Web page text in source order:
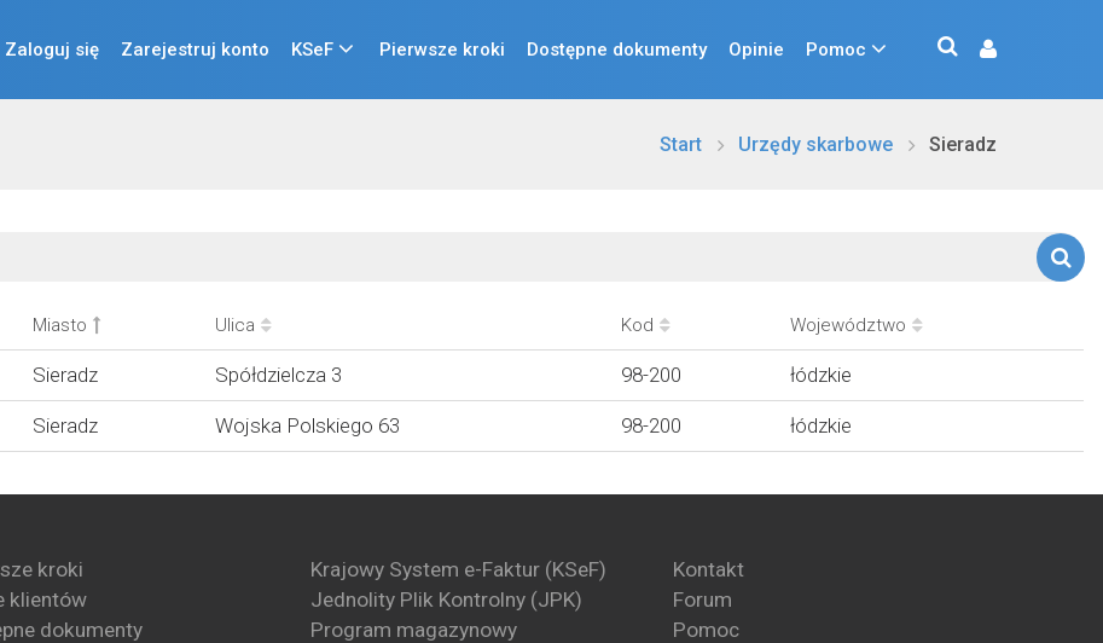
Zaloguj się Zarejestruj konto KSeF Pierwsze kroki Dostępne dokumenty Opinie Pomoc
Start Urzędy skarbowe Sieradz
Miasto Ulica Kod Województwo
Sieradz Spółdzielcza 3 98-200 łódzkie
Sieradz Wojska Polskiego 63 98-200 łódzkie
kroki
klientów
dokumenty
Krajowy System e-Faktur (KSeF)
Jednolity Plik Kontrolny (JPK)
Program magazynowy
Kontakt
Forum
Pomoc